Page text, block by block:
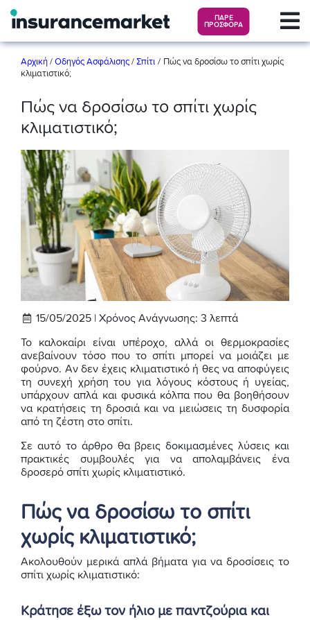
ΠΑΡΕ
ΠΡΟΣΦΟΡΑ
Αρχική / Οδηγός Ασφάλισης / Σπίτι / Πώς να δροσίσω το σπίτι χωρίς
κλιματιστικό;
Πώς να δροσίσω το σπίτι χωρίς
κλιματιστικό;
15/05/2025 | Χρόνος Ανάγνωσης: 3 λεπτά
Το καλοκαίρι είναι υπέροχο, αλλά οι θερμοκρασίες
ανεβαίνουν τόσο που το σπίτι μπορεί να μοιάζει με
φούρνο. Αν δεν έχεις κλιματιστικό ή θες να αποφύγεις
τη συνεχή χρήση του για λόγους κόστους ή υγείας,
υπάρχουν απλά και φυσικά κόλπα που θα βοηθήσουν
να κρατήσεις τη δροσιά και να μειώσεις τη δυσφορία
από τη ζέστη στο σπίτι.
Σε αυτό το άρθρο θα βρεις δοκιμασμένες λύσεις και
πρακτικές συμβουλές για να απολαμβάνεις ένα
δροσερό σπίτι χωρίς κλιματιστικό.
Πώς να δροσίσω το σπίτι
χωρίς κλιματιστικό;
Ακολουθούν μερικά απλά βήματα για να δροσίσεις το
σπίτι χωρίς κλιματιστικό:
Κράτησε έξω τον ήλιο με παντζούρια και